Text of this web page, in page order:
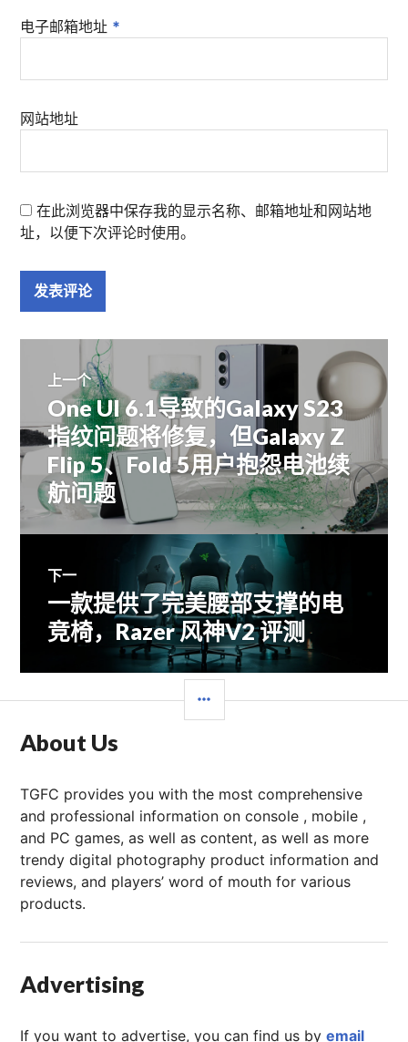
电子邮箱地址 *
网站地址
在此浏览器中保存我的显示名称、邮箱地址和网站地
址，以便下次评论时使用。
文
章
导
航
上一个
上
篇
文
章：
One UI 6.1导致的Galaxy S23
指纹问题将修复，但Galaxy Z
Flip 5、Fold 5用户抱怨电池续
航问题
下一
下
篇
文
一款提供了完美腰部支撑的电
竞椅，Razer 风神V2 评测
栏
About Us
TGFC provides you with the most comprehensive
and professional information on console , mobile ,
and PC games, as well as content, as well as more
trendy digital photography product information and
reviews, and players’ word of mouth for various
products.
Advertising
If you want to advertise, you can find us byemail